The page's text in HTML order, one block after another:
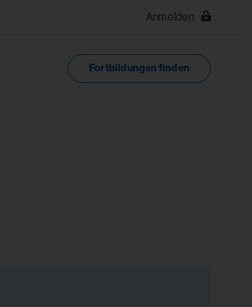
Anmelden
Fortbildungen finden